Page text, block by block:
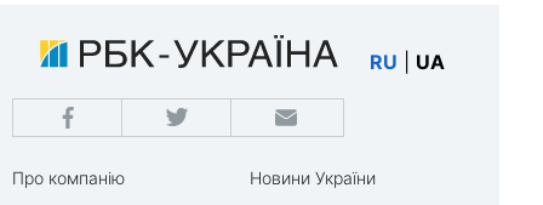
RU UA
Про компанію
Новини України